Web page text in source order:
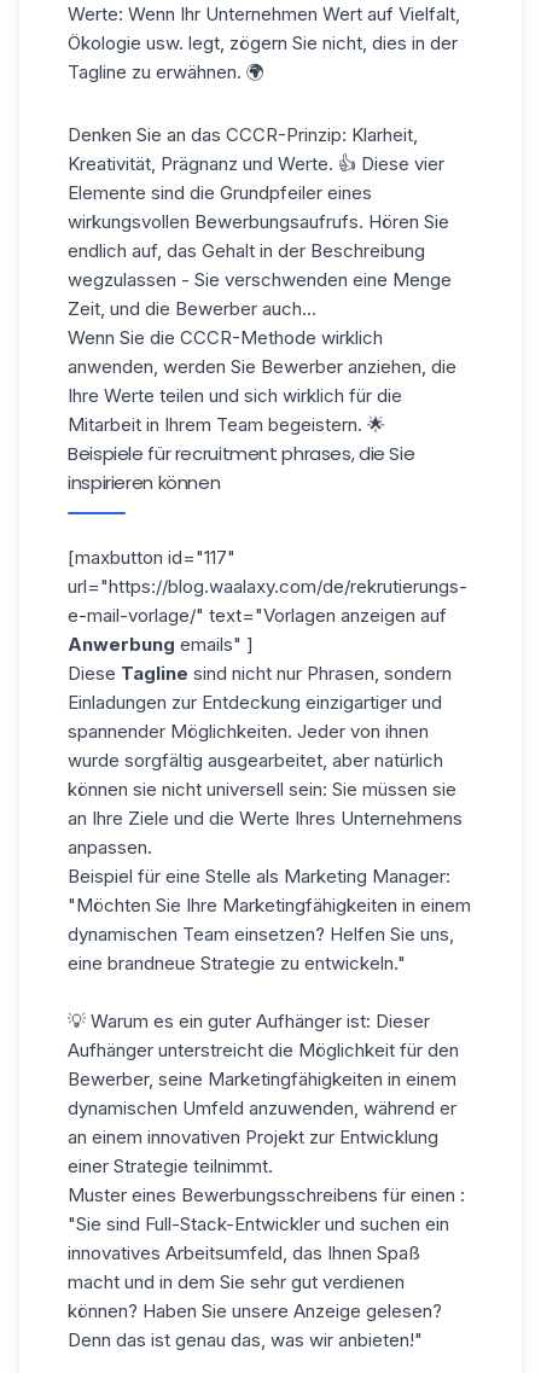
Werte: Wenn Ihr Unternehmen Wert auf Vielfalt,
Ökologie usw. legt, zögern Sie nicht, dies in der
Tagline zu erwähnen. 🌍
Denken Sie an das CCCR-Prinzip: Klarheit,
Kreativität, Prägnanz und Werte. 👍 Diese vier
Elemente sind die Grundpfeiler eines
wirkungsvollen Bewerbungsaufrufs. Hören Sie
endlich auf, das Gehalt in der Beschreibung
wegzulassen - Sie verschwenden eine Menge
Zeit, und die Bewerber auch...
Wenn Sie die CCCR-Methode wirklich
anwenden, werden Sie Bewerber anziehen, die
Ihre Werte teilen und sich wirklich für die
Mitarbeit in Ihrem Team begeistern. 🌟
Beispiele für recruitment phrases, die Sie
inspirieren können
[maxbutton id="117"
url="https://blog.waalaxy.com/de/rekrutierungs-
e-mail-vorlage/" text="Vorlagen anzeigen auf
Anwerbung emails" ]
Diese Tagline sind nicht nur Phrasen, sondern
Einladungen zur Entdeckung einzigartiger und
spannender Möglichkeiten. Jeder von ihnen
wurde sorgfältig ausgearbeitet, aber natürlich
können sie nicht universell sein: Sie müssen sie
an Ihre Ziele und die Werte Ihres Unternehmens
anpassen.
Beispiel für eine Stelle als Marketing Manager:
"Möchten Sie Ihre Marketingfähigkeiten in einem
dynamischen Team einsetzen? Helfen Sie uns,
eine brandneue Strategie zu entwickeln."
💡 Warum es ein guter Aufhänger ist: Dieser
Aufhänger unterstreicht die Möglichkeit für den
Bewerber, seine Marketingfähigkeiten in einem
dynamischen Umfeld anzuwenden, während er
an einem innovativen Projekt zur Entwicklung
einer Strategie teilnimmt.
Muster eines Bewerbungsschreibens für einen :
"Sie sind Full-Stack-Entwickler und suchen ein
innovatives Arbeitsumfeld, das Ihnen Spaß
macht und in dem Sie sehr gut verdienen
können? Haben Sie unsere Anzeige gelesen?
Denn das ist genau das, was wir anbieten!"